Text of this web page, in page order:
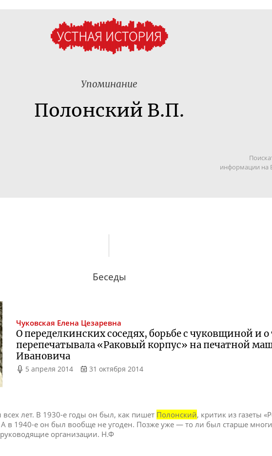
Упоминание
Полонский В.П.
информации на
Беседы
Чуковская Елена Цезаревна
О переделкинских соседях, борьбе с чуковщиной и
перепечатывала «Раковый корпус» на печатной
Ивановича
5 апреля 2014 31 октября 2014
лет. В 1930-е годы он был, как пишет Полонский, критик из газеты
А в 1940-е он был вообще не угоден. Позже уже — то ли был старше
организации. Н.Ф